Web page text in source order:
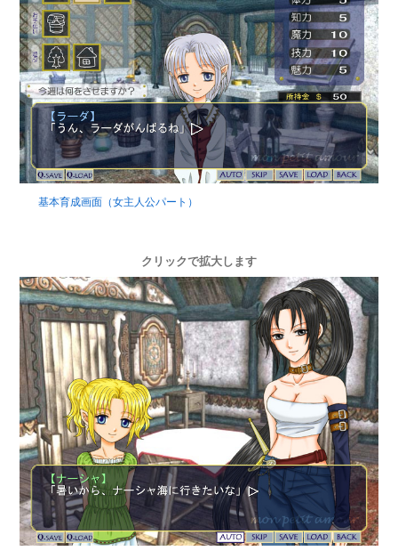
基本育成画面（女主人公パート）
クリックで拡大します